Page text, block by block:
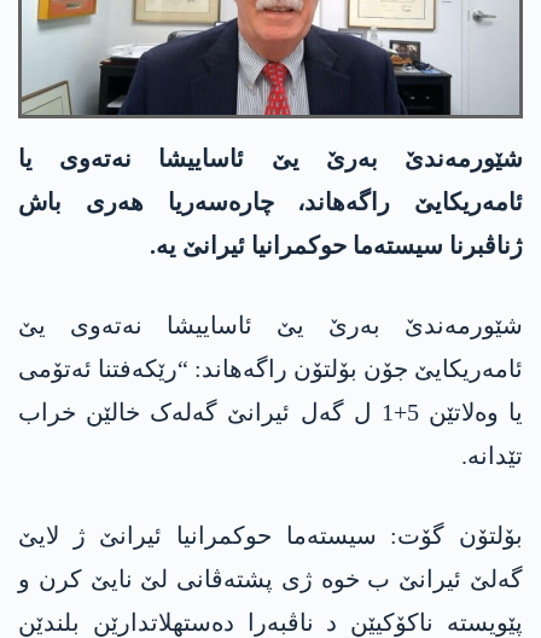
شێورمەندێ بەرێ یێ ئاساییشا نەتەوی یا
ئامەریکایێ راگەھاند، چارەسەریا ھەری باش
ژناڤبرنا سیستەما حوکمرانیا ئیرانێ یە.
شێورمەندێ بەرێ یێ ئاساییشا نەتەوی یێ
ئامەریکایێ جۆن بۆلتۆن راگەھاند: “رێکەفتنا ئەتۆمی
یا وەلاتێن 5+1 ل گەل ئیرانێ گەلەک خالێن خراب
تێدانە.
بۆلتۆن گۆت: سیستەما حوکمرانیا ئیرانێ ژ لایێ
گەلێ ئیرانێ ب خوە ژی پشتەڤانی لێ نایێ کرن و
پێویستە ناکۆکیێن د ناڤبەرا دەستھلاتدارێن بلندێن